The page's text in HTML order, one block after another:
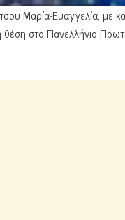
Μαρία-Ευαγγελία, με
θέση στο Πανελλήνιο